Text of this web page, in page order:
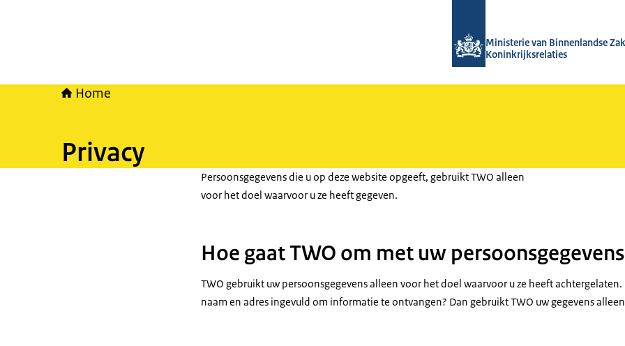
Ministerie van Binnenlandse
Koninkrijksrelaties
Home
Privacy
Persoonsgegevens die u op deze website opgeeft, gebruikt TWO alleen
voor het doel waarvoor u ze heeft gegeven.
Hoe gaat TWO om met uw
TWO gebruikt uw persoonsgegevens alleen voor het doel waarvoor u ze heeft
naam en adres ingevuld om informatie te ontvangen? Dan gebruikt TWO uw gegevens